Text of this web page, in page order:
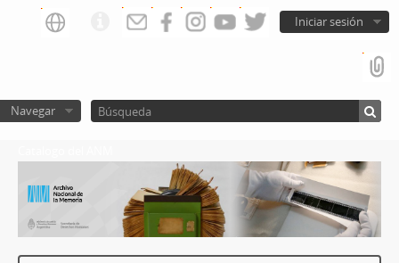
Iniciar sesión
Navegar